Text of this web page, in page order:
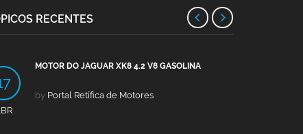
RECENTES
MOTOR DO JAGUAR XK8 4.2 V8 GASOLINA
by Portal Retífica de Motores